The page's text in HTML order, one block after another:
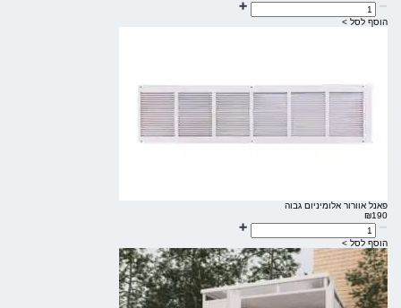
הוסף לסל >
פאנל אוורור אלומיניום גבוה
₪190
הוסף לסל >